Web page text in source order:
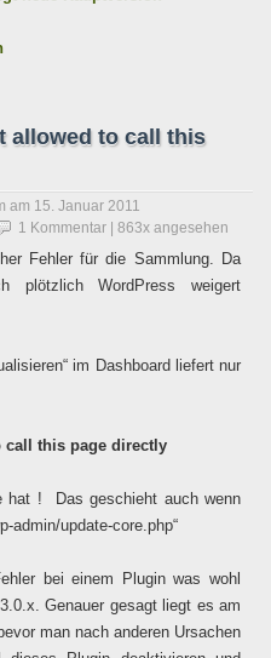
allowed to call this
am 15. Januar 2011
1 Kommentar | 863x angesehen
Fehler für die Sammlung. Da
plötzlich WordPress weigert
im Dashboard liefert nur
call this page directly
hat ! Das geschieht auch wenn
admin/update-core.php“
bei einem Plugin was wohl
Genauer gesagt liegt es am
man nach anderen Ursachen